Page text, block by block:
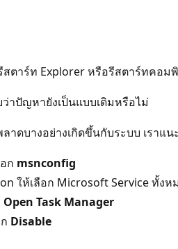
สตาร์ท Explorer หรือรีสตาร์ทคอมพิ
าปัญหายังเป็นแบบเดิมหรือไม่
ดบางอย่างเกิดขึ้นกับระบบ เรา
ก msnconfig
ให้เลือก Microsoft Service ทั้งห
Open Task Manager
Disable